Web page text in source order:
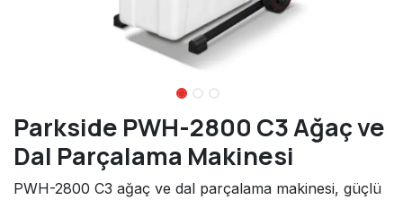
Parkside PWH-2800 C3 Ağaç ve
Dal Parçalama Makinesi
PWH-2800 C3 ağaç ve dal parçalama makinesi, güçlü